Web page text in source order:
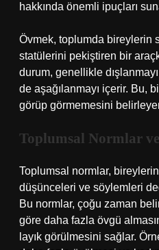
hakkında önemli ipuçları
Övmek, toplumda bireylerin
statülerini pekiştiren bir
durum, genellikle
de aşağılanmayı içerir. Bu,
görüp görmemesini
Toplumsal Normlar
Toplumsal normlar,
düşünceleri ve söylemleri
Bu normlar, çoğu zaman
göre daha fazla övgü
layık görülmesini sağlar.